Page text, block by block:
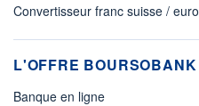
Convertisseur franc suisse / euro
L'OFFRE BOURSOBANK
Banque en ligne